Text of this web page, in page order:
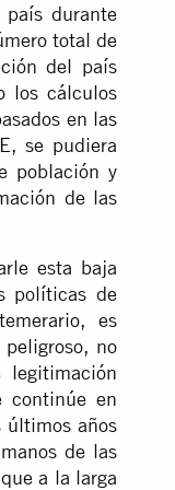
país durante
total de
del país
los cálculos
en las
se pudiera
población y
de las
esta baja
políticas de
es
no
en
últimos años
de las
a la larga